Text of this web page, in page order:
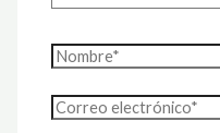
Nombre*
Correo
electrónico*